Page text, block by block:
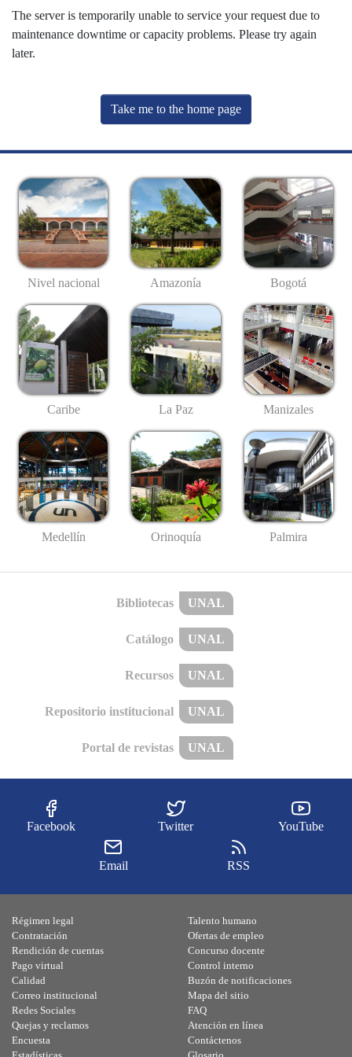
The server is temporarily unable to service your request due to
maintenance downtime or capacity problems. Please try again
later.
Take me to the home page
Nivel nacional Amazonía Bogotá
Caribe La Paz Manizales
Medellín Orinoquía Palmira
Bibliotecas UNAL
Catálogo UNAL
Recursos UNAL
Repositorio institucional UNAL
Portal de revistas UNAL
Facebook Twitter YouTube
Email RSS
Régimen legal
Contratación
Rendición de cuentas
Pago virtual
Calidad
Talento humano
Ofertas de empleo
Concurso docente
Control interno
Buzón de notificaciones
Correo institucional
Redes Sociales
Quejas y reclamos
Encuesta
Mapa del sitio
FAQ
Atención en línea
Contáctenos